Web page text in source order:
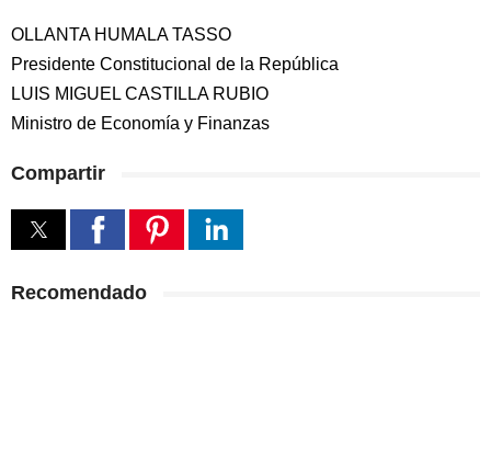
OLLANTA HUMALA TASSO
Presidente Constitucional de la República
LUIS MIGUEL CASTILLA RUBIO
Ministro de Economía y Finanzas
Compartir
Recomendado